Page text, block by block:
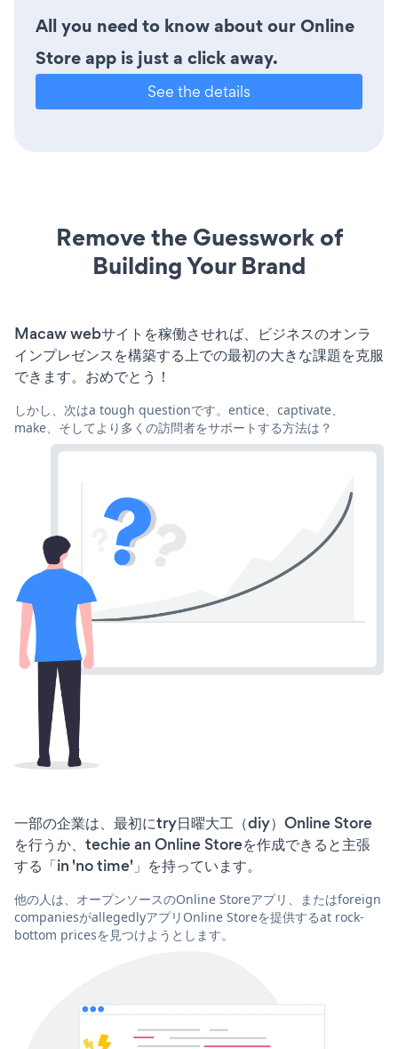
All you need to know about our Online
Store app is just a click away.
See the details
Remove the Guesswork of
Building Your Brand
Macaw webサイトを稼働させれば、ビジネスのオンラ
インプレゼンスを構築する上での最初の大きな課題を克服
できます。おめでとう！
しかし、次はa tough questionです。entice、captivate、
make、そしてより多くの訪問者をサポートする方法は？
一部の企業は、最初にtry日曜大工（diy）Online Store
を行うか、techie an Online Storeを作成できると主張
する「in 'no time'」を持っています。
他の人は、オープンソースのOnline Storeアプリ、またはforeign
companiesがallegedlyアプリOnline Storeを提供するat rock-
bottom pricesを見つけようとします。